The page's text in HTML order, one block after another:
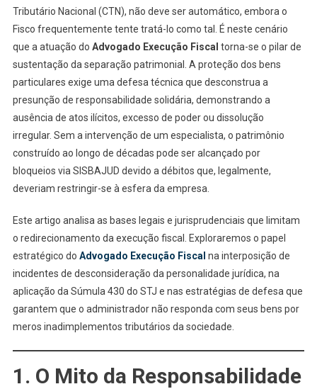
Tributário Nacional (CTN), não deve ser automático, embora o
Fisco frequentemente tente tratá-lo como tal. É neste cenário
que a atuação do Advogado Execução Fiscal torna-se o pilar de
sustentação da separação patrimonial. A proteção dos bens
particulares exige uma defesa técnica que desconstrua a
presunção de responsabilidade solidária, demonstrando a
ausência de atos ilícitos, excesso de poder ou dissolução
irregular. Sem a intervenção de um especialista, o patrimônio
construído ao longo de décadas pode ser alcançado por
bloqueios via SISBAJUD devido a débitos que, legalmente,
deveriam restringir-se à esfera da empresa.
Este artigo analisa as bases legais e jurisprudenciais que limitam
o redirecionamento da execução fiscal. Exploraremos o papel
estratégico do Advogado Execução Fiscal na interposição de
incidentes de desconsideração da personalidade jurídica, na
aplicação da Súmula 430 do STJ e nas estratégias de defesa que
garantem que o administrador não responda com seus bens por
meros inadimplementos tributários da sociedade.
1. O Mito da Responsabilidade